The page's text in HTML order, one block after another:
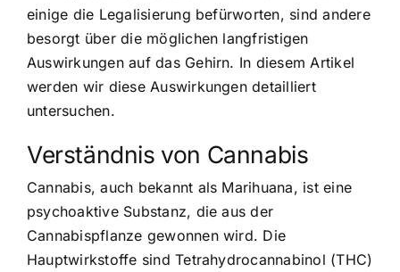
einige die Legalisierung befürworten, sind andere
besorgt über die möglichen langfristigen
Auswirkungen auf das Gehirn. In diesem Artikel
werden wir diese Auswirkungen detailliert
untersuchen.
Verständnis von Cannabis
Cannabis, auch bekannt als Marihuana, ist eine
psychoaktive Substanz, die aus der
Cannabispflanze gewonnen wird. Die
Hauptwirkstoffe sind Tetrahydrocannabinol (THC)